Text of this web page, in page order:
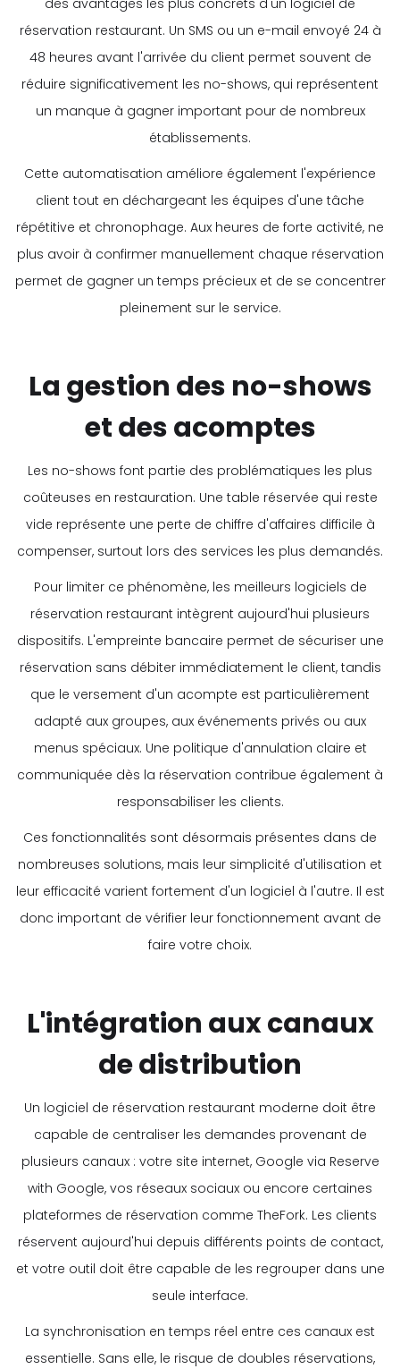
des avantages les plus concrets d'un logiciel de
réservation restaurant. Un SMS ou un e-mail envoyé 24 à
48 heures avant l'arrivée du client permet souvent de
réduire significativement les no-shows, qui représentent
un manque à gagner important pour de nombreux
établissements.
Cette automatisation améliore également l'expérience
client tout en déchargeant les équipes d'une tâche
répétitive et chronophage. Aux heures de forte activité, ne
plus avoir à confirmer manuellement chaque réservation
permet de gagner un temps précieux et de se concentrer
pleinement sur le service.
La gestion des no-shows
et des acomptes
Les no-shows font partie des problématiques les plus
coûteuses en restauration. Une table réservée qui reste
vide représente une perte de chiffre d'affaires difficile à
compenser, surtout lors des services les plus demandés.
Pour limiter ce phénomène, les meilleurs logiciels de
réservation restaurant intègrent aujourd'hui plusieurs
dispositifs. L'empreinte bancaire permet de sécuriser une
réservation sans débiter immédiatement le client, tandis
que le versement d'un acompte est particulièrement
adapté aux groupes, aux événements privés ou aux
menus spéciaux. Une politique d'annulation claire et
communiquée dès la réservation contribue également à
responsabiliser les clients.
Ces fonctionnalités sont désormais présentes dans de
nombreuses solutions, mais leur simplicité d'utilisation et
leur efficacité varient fortement d'un logiciel à l'autre. Il est
donc important de vérifier leur fonctionnement avant de
faire votre choix.
L'intégration aux canaux
de distribution
Un logiciel de réservation restaurant moderne doit être
capable de centraliser les demandes provenant de
plusieurs canaux : votre site internet, Google via Reserve
with Google, vos réseaux sociaux ou encore certaines
plateformes de réservation comme TheFork. Les clients
réservent aujourd'hui depuis différents points de contact,
et votre outil doit être capable de les regrouper dans une
seule interface.
La synchronisation en temps réel entre ces canaux est
essentielle. Sans elle, le risque de doubles réservations,